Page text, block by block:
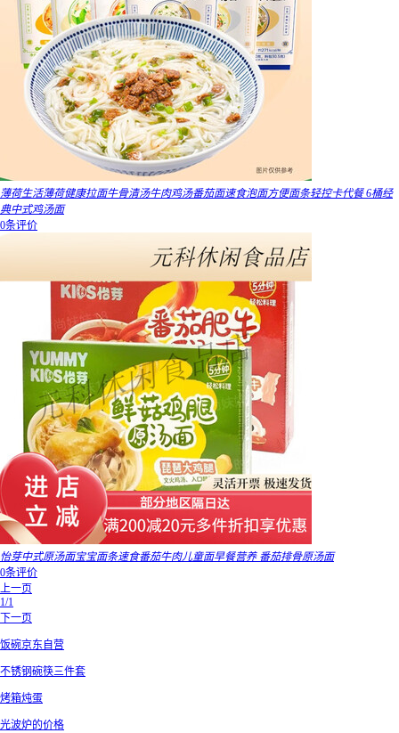
薄荷生活薄荷健康拉面牛骨清汤牛肉鸡汤番茄面速食泡面方便面条轻控卡代餐 6桶经
典中式鸡汤面
0条评价
怡芽中式原汤面宝宝面条速食番茄牛肉儿童面早餐营养 番茄排骨原汤面
0条评价
上一页
1/1
下一页
饭碗京东自营
不锈钢碗筷三件套
烤箱炖蛋
光波炉的价格